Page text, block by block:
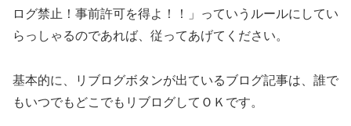
ログ禁止！事前許可を得よ！！」っていうルールにしてい
らっしゃるのであれば、従ってあげてください。
基本的に、リブログボタンが出ているブログ記事は、誰で
もいつでもどこでもリブログしてＯＫです。